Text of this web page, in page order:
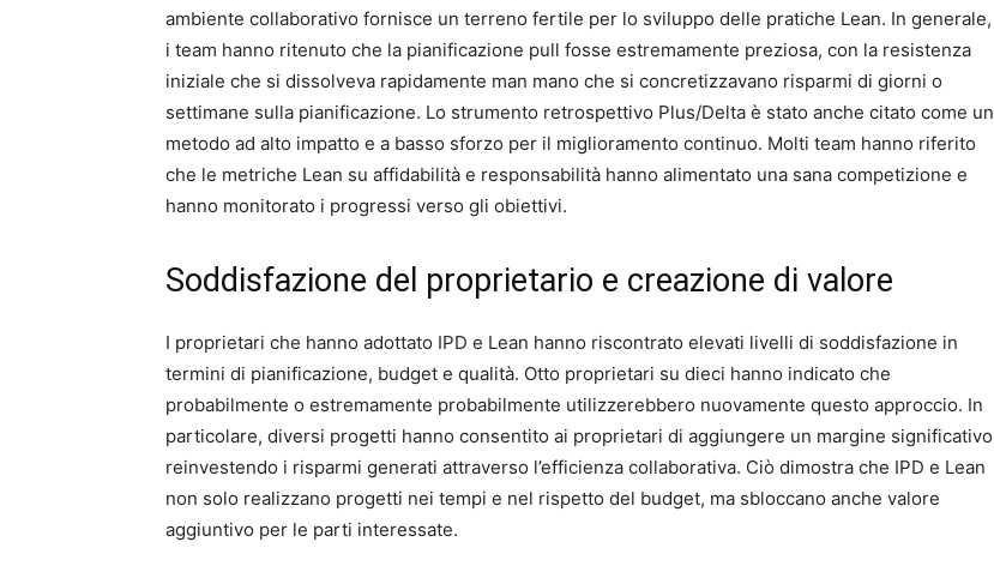
ambiente collaborativo fornisce un terreno fertile per lo sviluppo delle pratiche Lean. In generale,
i team hanno ritenuto che la pianificazione pull fosse estremamente preziosa, con la resistenza
iniziale che si dissolveva rapidamente man mano che si concretizzavano risparmi di giorni o
settimane sulla pianificazione. Lo strumento retrospettivo Plus/Delta è stato anche citato come un
metodo ad alto impatto e a basso sforzo per il miglioramento continuo. Molti team hanno riferito
che le metriche Lean su affidabilità e responsabilità hanno alimentato una sana competizione e
hanno monitorato i progressi verso gli obiettivi.
Soddisfazione del proprietario e creazione di valore
I proprietari che hanno adottato IPD e Lean hanno riscontrato elevati livelli di soddisfazione in
termini di pianificazione, budget e qualità. Otto proprietari su dieci hanno indicato che
probabilmente o estremamente probabilmente utilizzerebbero nuovamente questo approccio. In
particolare, diversi progetti hanno consentito ai proprietari di aggiungere un margine significativo
reinvestendo i risparmi generati attraverso l’efficienza collaborativa. Ciò dimostra che IPD e Lean
non solo realizzano progetti nei tempi e nel rispetto del budget, ma sbloccano anche valore
aggiuntivo per le parti interessate.